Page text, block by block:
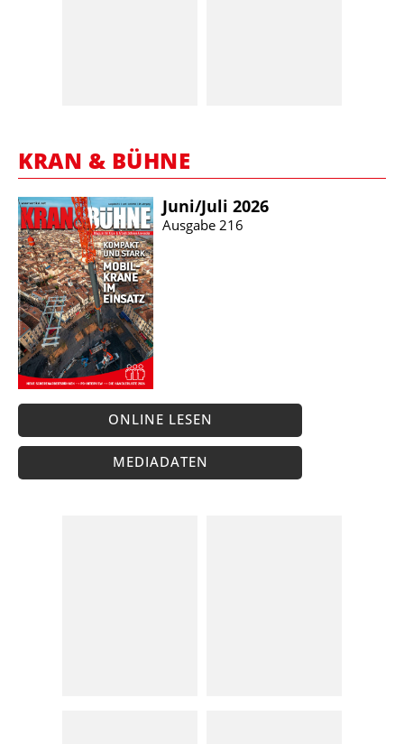
KRAN & BÜHNE
Juni/​Juli 2026
Ausgabe 216
ONLINE LESEN
MEDIADATEN